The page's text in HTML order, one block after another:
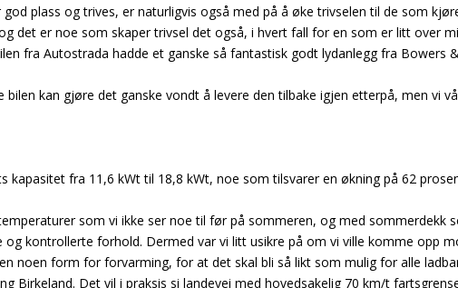
plass og trives, er naturligvis også med på å øke trivselen til de som
det er noe som skaper trivsel det også, i hvert fall for en som er litt over
fra Autostrada hadde et ganske så fantastisk godt lydanlegg fra Bowers
kan gjøre det ganske vondt å levere den tilbake igjen etterpå, men vi
fra 11,6 kWt til 18,8 kWt, noe som tilsvarer en økning på 62
som vi ikke ser noe til før på sommeren, og med sommerdekk
kontrollerte forhold. Dermed var vi litt usikre på om vi ville komme opp
noen form for forvarming, for at det skal bli så likt som mulig for alle
Birkeland. Det vil i praksis si landevei med hovedsakelig 70 km/t